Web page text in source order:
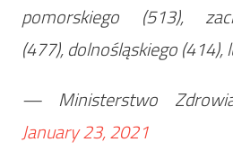
pomorskiego (513),
(477), dolnośląskiego (414),
— Ministerstwo Zdrowia
January 23, 2021